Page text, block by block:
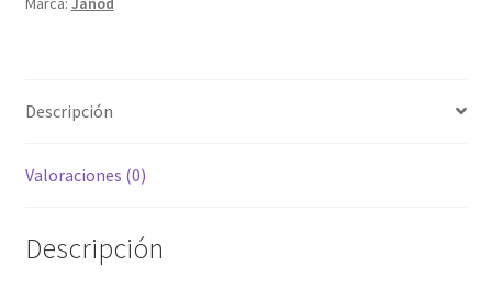
Descripción
Valoraciones (0)
Descripción